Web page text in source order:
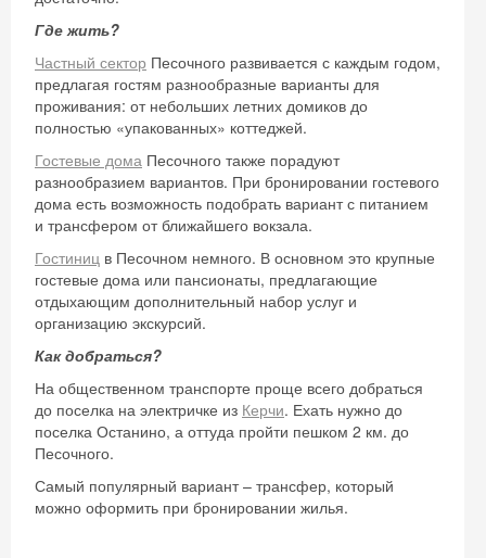
Где жить?
Частный сектор Песочного развивается с каждым годом,
предлагая гостям разнообразные варианты для
проживания: от небольших летних домиков до
полностью «упакованных» коттеджей.
Гостевые дома Песочного также порадуют
разнообразием вариантов. При бронировании гостевого
дома есть возможность подобрать вариант с питанием
и трансфером от ближайшего вокзала.
Гостиниц в Песочном немного. В основном это крупные
гостевые дома или пансионаты, предлагающие
отдыхающим дополнительный набор услуг и
организацию экскурсий.
Как добраться?
На общественном транспорте проще всего добраться
до поселка на электричке из Керчи. Ехать нужно до
поселка Останино, а оттуда пройти пешком 2 км. до
Песочного.
Самый популярный вариант – трансфер, который
можно оформить при бронировании жилья.
Скидка −5%
Хочешь дешевле? Оставь почту и получи
промокод на первое бронирование!
Получить промокод